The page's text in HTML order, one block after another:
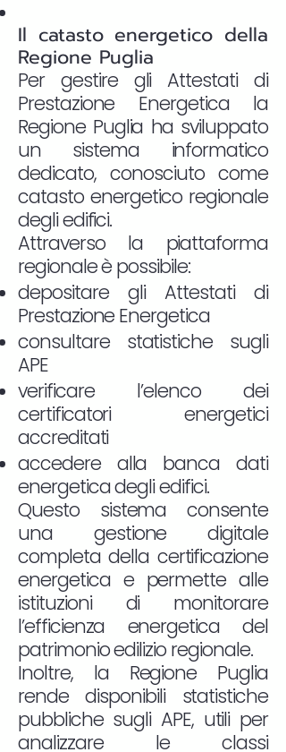
Il catasto energetico della
Regione Puglia
Per gestire gli Attestati di
Prestazione Energetica la
Regione Puglia ha sviluppato
un sistema informatico
dedicato, conosciuto come
catasto energetico regionale
degli edifici.
Attraverso la piattaforma
regionale è possibile:
depositare gli Attestati di
Prestazione Energetica
consultare statistiche sugli
APE
verificare l’elenco dei
certificatori energetici
accreditati
accedere alla banca dati
energetica degli edifici.
Questo sistema consente
una gestione digitale
completa della certificazione
energetica e permette alle
istituzioni di monitorare
l’efficienza energetica del
patrimonio edilizio regionale.
Inoltre, la Regione Puglia
rende disponibili statistiche
pubbliche sugli APE, utili per
analizzare le classi